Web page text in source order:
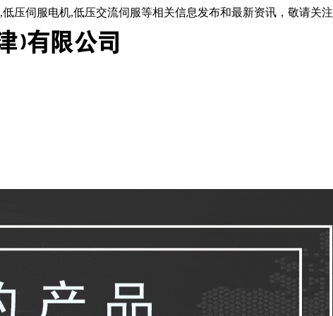
,低压伺服电机,低压交流伺服等相关信息发布和最新资讯，敬请关